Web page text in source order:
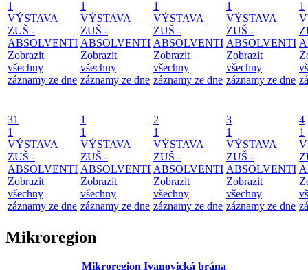
1
VÝSTAVA
ZUŠ -
ABSOLVENTI
Zobrazit
všechny
záznamy ze dne
1
VÝSTAVA
ZUŠ -
ABSOLVENTI
Zobrazit
všechny
záznamy ze dne
1
VÝSTAVA
ZUŠ -
ABSOLVENTI
Zobrazit
všechny
záznamy ze dne
1
VÝSTAVA
ZUŠ -
ABSOLVENTI
Zobrazit
všechny
záznamy ze dne
1
31
1
VÝSTAVA
ZUŠ -
ABSOLVENTI
Zobrazit
všechny
záznamy ze dne
1
1
VÝSTAVA
ZUŠ -
ABSOLVENTI
Zobrazit
všechny
záznamy ze dne
2
1
VÝSTAVA
ZUŠ -
ABSOLVENTI
Zobrazit
všechny
záznamy ze dne
3
1
VÝSTAVA
ZUŠ -
ABSOLVENTI
Zobrazit
všechny
záznamy ze dne
4
1
Mikroregion
Mikroregion Ivanovická brána